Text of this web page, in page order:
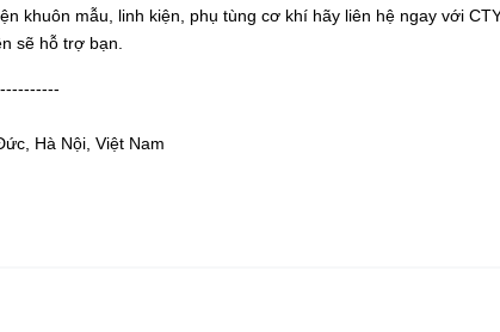
khuôn mẫu, linh kiện, phụ tùng cơ khí hãy liên hệ ngay với
sẽ hỗ trợ bạn.
Hà Nội, Việt Nam